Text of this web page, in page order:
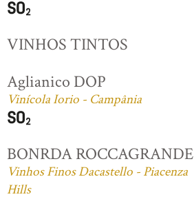
VINHOS TINTOS
Aglianico DOP
Vinícola Iorio - Campânia
BONRDA ROCCAGRANDE
Vinhos Finos Dacastello - Piacenza
Hills